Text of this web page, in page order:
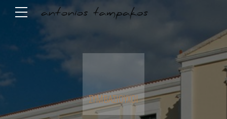
ΣΥΜΒΑΣΙΟΎΧΟΙ